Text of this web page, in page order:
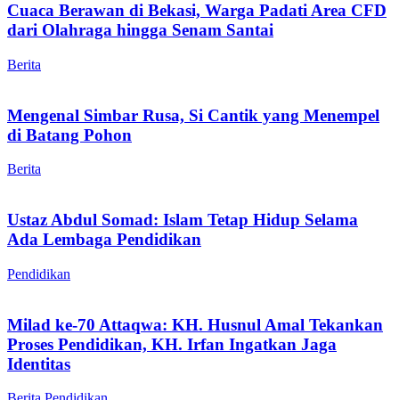
Cuaca Berawan di Bekasi, Warga Padati Area CFD
dari Olahraga hingga Senam Santai
Berita
Mengenal Simbar Rusa, Si Cantik yang Menempel
di Batang Pohon
Berita
Ustaz Abdul Somad: Islam Tetap Hidup Selama
Ada Lembaga Pendidikan
Pendidikan
Milad ke-70 Attaqwa: KH. Husnul Amal Tekankan
Proses Pendidikan, KH. Irfan Ingatkan Jaga
Identitas